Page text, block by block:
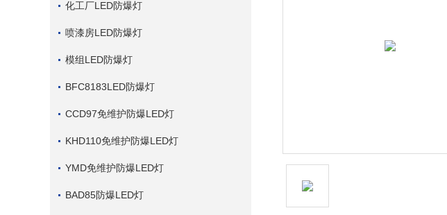
化工厂LED防爆灯
喷漆房LED防爆灯
模组LED防爆灯
BFC8183LED防爆灯
CCD97免维护防爆LED灯
KHD110免维护防爆LED灯
YMD免维护防爆LED灯
BAD85防爆LED灯